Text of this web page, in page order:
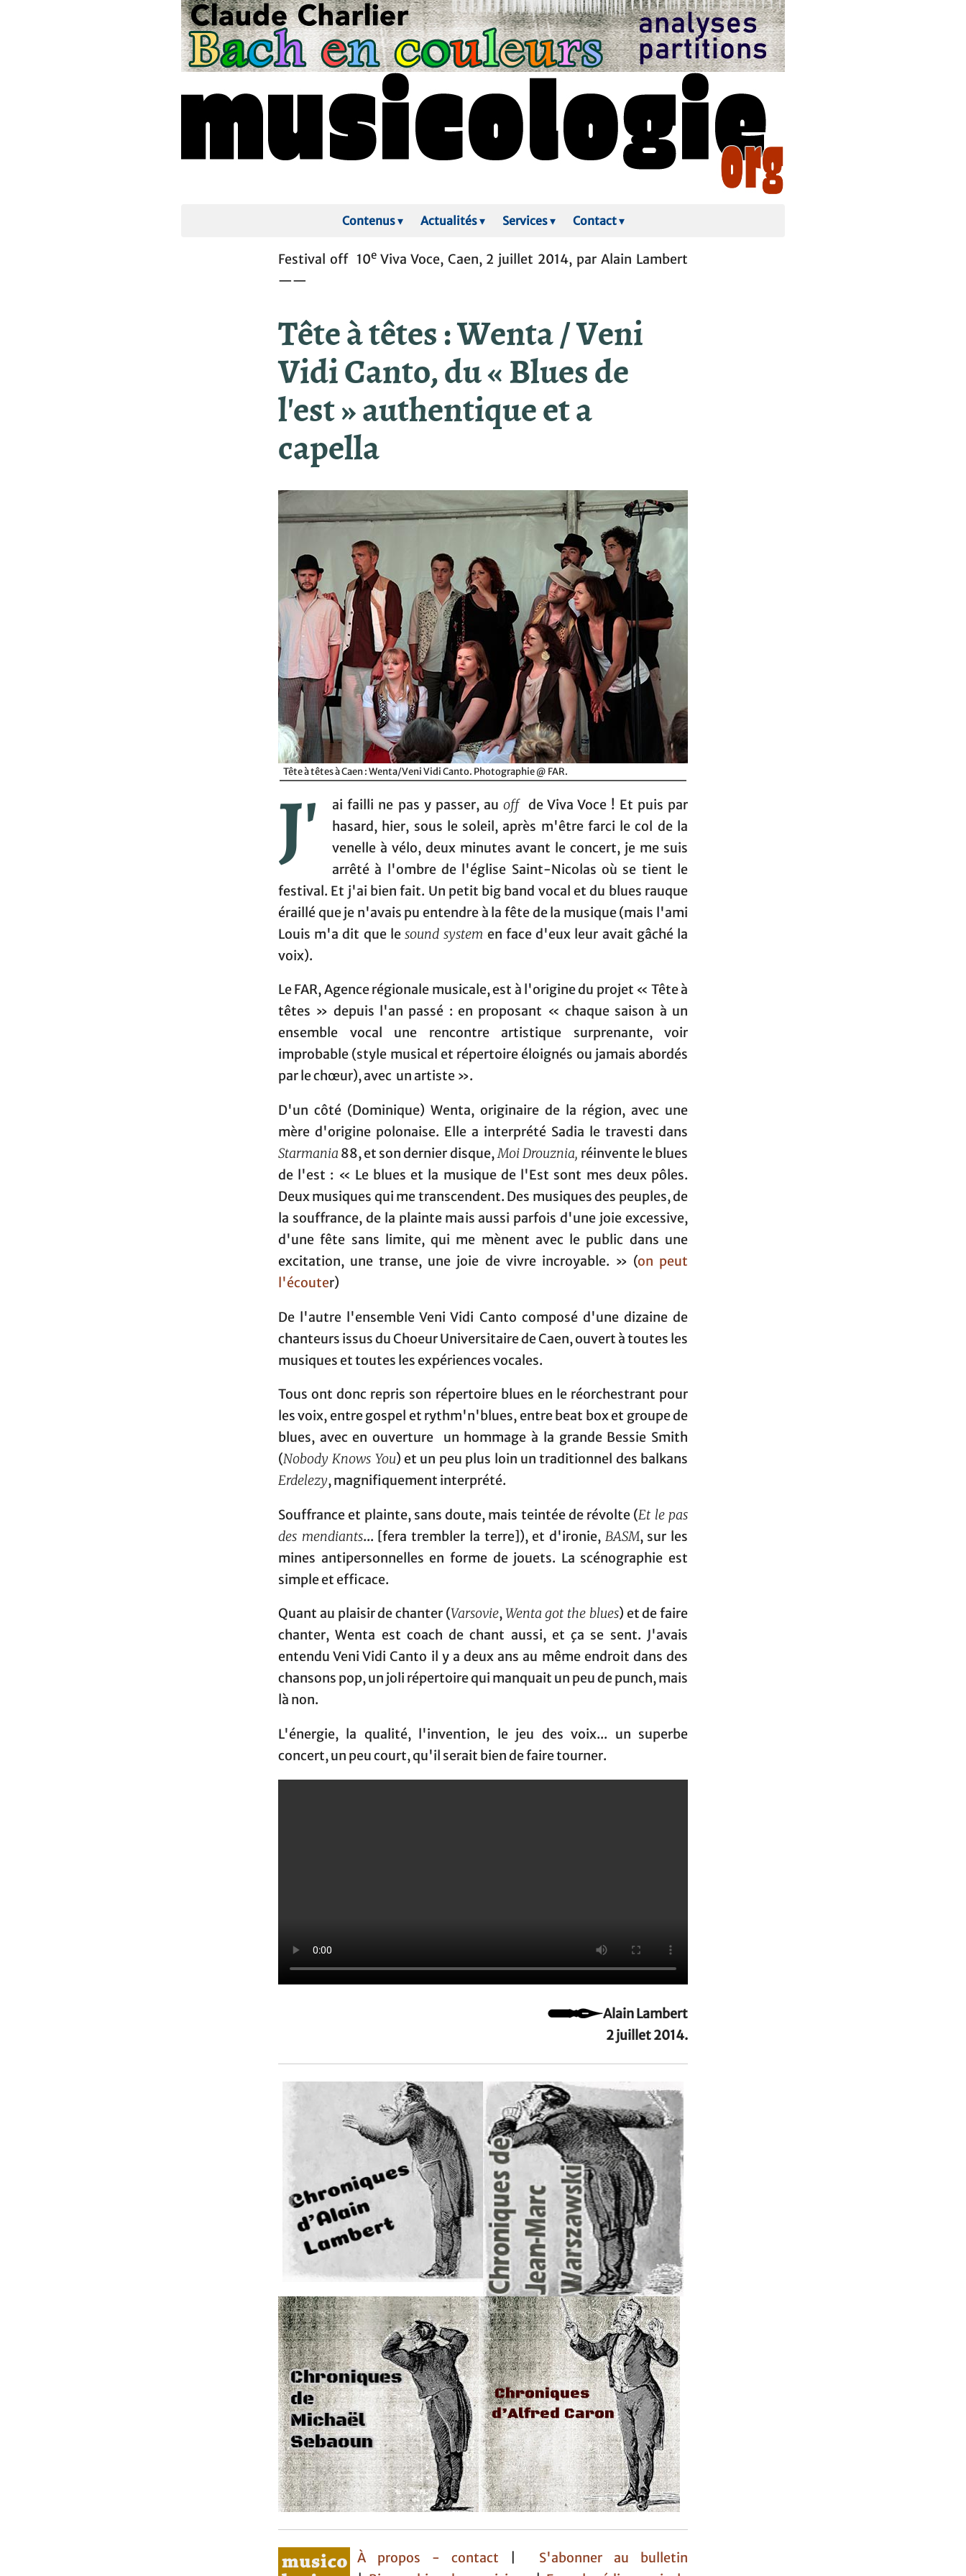
Contenus▾ Actualités▾ Services▾ Contact▾
Festival off 10eViva Voce, Caen, 2 juillet 2014, par Alain Lambert
——
Tête à têtes : Wenta / Veni
Vidi Canto, du « Blues de
l'est » authentique et a
capella
Tête à têtes à Caen : Wenta/Veni Vidi Canto. Photographie @ FAR.
J' ai failli ne pas y passer, auoffde Viva Voce ! Et puis par
hasard, hier, sous le soleil, après m'être farci le col de la
venelle à vélo, deux minutes avant le concert, je me suis
arrêté à l'ombre de l'église Saint-Nicolas où se tient le
festival. Et j'ai bien fait. Un petit big band vocal et du blues rauque
éraillé que je n'avais pu entendre à la fête de la musique (mais l'ami
Louis m'a dit que lesound system en face d'eux leur avait gâché la
voix).
Le FAR, Agence régionale musicale, est à l'origine du projet « Tête à
têtes » depuis l'an passé : en proposant « chaque saison à un
ensemble vocal une rencontre artistique surprenante, voir
improbable (style musical et répertoire éloignés ou jamais abordés
par le chœur), avec un artiste ».
D'un côté (Dominique) Wenta, originaire de la région, avec une
mère d'origine polonaise. Elle a interprété Sadia le travesti dans
Starmania 88, et son dernier disque,Moi Drouznia, réinvente le blues
de l'est : « Le blues et la musique de l'Est sont mes deux pôles.
Deux musiques qui me transcendent. Des musiques des peuples, de
la souffrance, de la plainte mais aussi parfois d'une joie excessive,
d'une fête sans limite, qui me mènent avec le public dans une
excitation, une transe, une joie de vivre incroyable. » (on peut
l'écouter)
De l'autre l'ensemble Veni Vidi Canto composé d'une dizaine de
chanteurs issus du Choeur Universitaire de Caen, ouvert à toutes les
musiques et toutes les expériences vocales.
Tous ont donc repris son répertoire blues en le réorchestrant pour
les voix, entre gospel et rythm'n'blues, entre beat box et groupe de
blues, avec en ouverture un hommage à la grande Bessie Smith
(Nobody Knows You) et un peu plus loin un traditionnel des balkans
Erdelezy, magnifiquement interprété.
Souffrance et plainte, sans doute, mais teintée de révolte (Et le pas
des mendiants... [fera trembler la terre]), et d'ironie, BASM, sur les
mines antipersonnelles en forme de jouets. La scénographie est
simple et efficace.
Quant au plaisir de chanter (Varsovie,Wenta got the blues) et de faire
chanter, Wenta est coach de chant aussi, et ça se sent. J'avais
entendu Veni Vidi Canto il y a deux ans au même endroit dans des
chansons pop, un joli répertoire qui manquait un peu de punch, mais
là non.
L'énergie, la qualité, l'invention, le jeu des voix... un superbe
concert, un peu court, qu'il serait bien de faire tourner.
Alain Lambert
2 juillet 2014.
À propos - contact
S'abonner au bulletin